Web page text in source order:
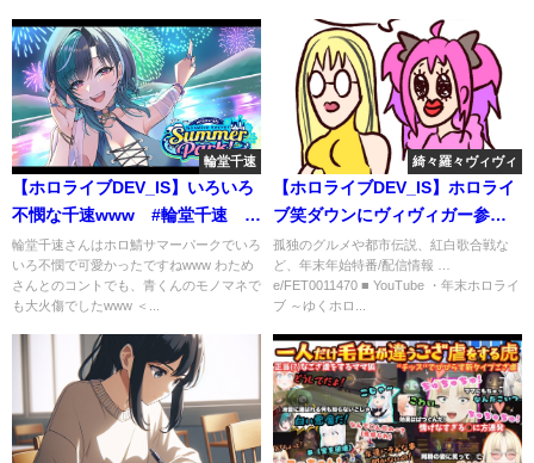
輪堂千速
【ホロライブDEV_IS】いろいろ
不憫な千速www #輪堂千速 #
ホロ鯖サマーパーク
輪堂千速さんはホロ鯖サマーパークでいろ
いろ不憫で可愛かったですねwww わため
さんとのコントでも、青くんのモノマネで
も大火傷でしたwww ＜...
綺々羅々ヴィヴィ
【ホロライブDEV_IS】ホロライ
ブ笑ダウンにヴィヴィガー参
戦！！！ #綺々羅々ヴィヴィ
#虎金妃笑虎 #ゆくホロくるホ
ロ2025
孤独のグルメや都市伝説、紅白歌合戦な
ど、年末年始特番/配信情報 …
e/FET0011470 ■ YouTube ・年末ホロライ
ブ ～ゆくホロ...